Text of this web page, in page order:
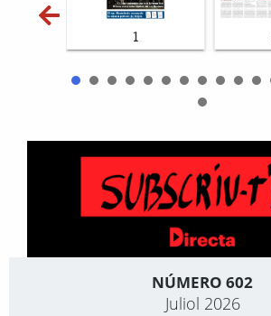
1
NÚMERO 602
Juliol 2026